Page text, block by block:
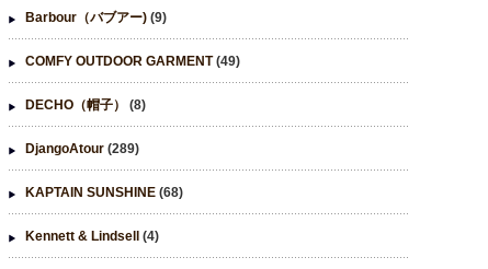
Barbour（バブアー) (9)
COMFY OUTDOOR GARMENT(49)
DECHO（帽子） (8)
DjangoAtour (289)
KAPTAIN SUNSHINE (68)
Kennett & Lindsell (4)